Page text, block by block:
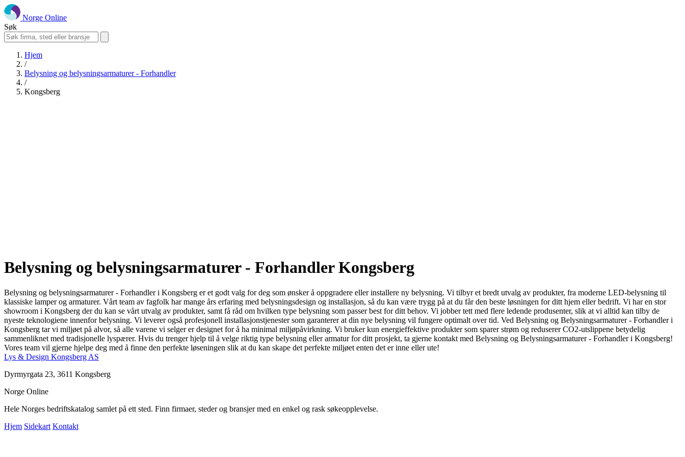
Norge Online
Søk
Hjem
/
Belysning og belysningsarmaturer - Forhandler
/
Kongsberg
Belysning og belysningsarmaturer - Forhandler Kongsberg
Belysning og belysningsarmaturer - Forhandler i Kongsberg er et godt valg for deg som ønsker å oppgradere eller installere ny belysning. Vi tilbyr et bredt utvalg av produkter, fra moderne LED-belysning til
klassiske lamper og armaturer. Vårt team av fagfolk har mange års erfaring med belysningsdesign og installasjon, så du kan være trygg på at du får den beste løsningen for ditt hjem eller bedrift. Vi har en stor
showroom i Kongsberg der du kan se vårt utvalg av produkter, samt få råd om hvilken type belysning som passer best for ditt behov. Vi jobber tett med flere ledende produsenter, slik at vi alltid kan tilby de
nyeste teknologiene innenfor belysning. Vi leverer også profesjonell installasjonstjenester som garanterer at din nye belysning vil fungere optimalt over tid. Ved Belysning og Belysningsarmaturer - Forhandler i
Kongsberg tar vi miljøet på alvor, så alle varene vi selger er designet for å ha minimal miljøpåvirkning. Vi bruker kun energieffektive produkter som sparer strøm og reduserer CO2-utslippene betydelig
sammenliknet med tradisjonelle lyspærer. Hvis du trenger hjelp til å velge riktig type belysning eller armatur for ditt prosjekt, ta gjerne kontakt med Belysning og Belysningsarmaturer - Forhandler i Kongsberg!
Vores team vil gjerne hjelpe deg med å finne den perfekte løseningen slik at du kan skape det perfekte miljøet enten det er inne eller ute!
Lys & Design Kongsberg AS
Dyrmyrgata 23, 3611 Kongsberg
Norge Online
Hele Norges bedriftskatalog samlet på ett sted. Finn firmaer, steder og bransjer med en enkel og rask søkeopplevelse.
Hjem Sidekart Kontakt